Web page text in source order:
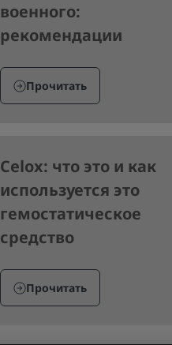
военного:
рекомендации
Прочитать
Celox: что это и как
используется это
гемостатическое
средство
Прочитать